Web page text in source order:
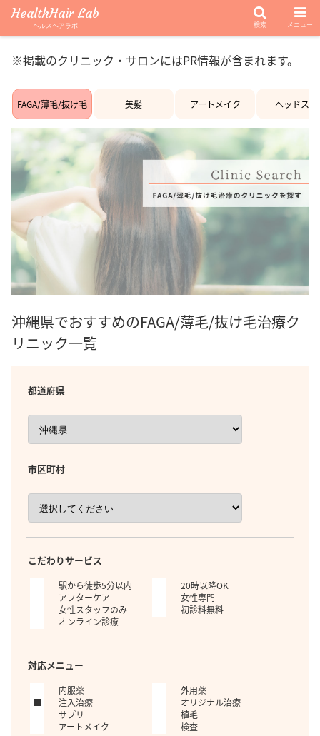
※掲載のクリニック・サロンにはPR情報が含まれます。
FAGA/薄毛/抜け毛 美髪 アートメイク ヘッドスパ
沖縄県でおすすめのFAGA/薄毛/抜け毛治療ク
リニック一覧
都道府県
市区町村
こだわりサービス
駅から徒歩5分以内
20時以降OK
アフターケア
女性専門
女性スタッフのみ
初診料無料
オンライン診療
対応メニュー
内服薬
外用薬
注入治療
オリジナル治療
サプリ
植毛
アートメイク
検査
HealthHair Lab
ヘルスヘアラボ 検索 メニュー